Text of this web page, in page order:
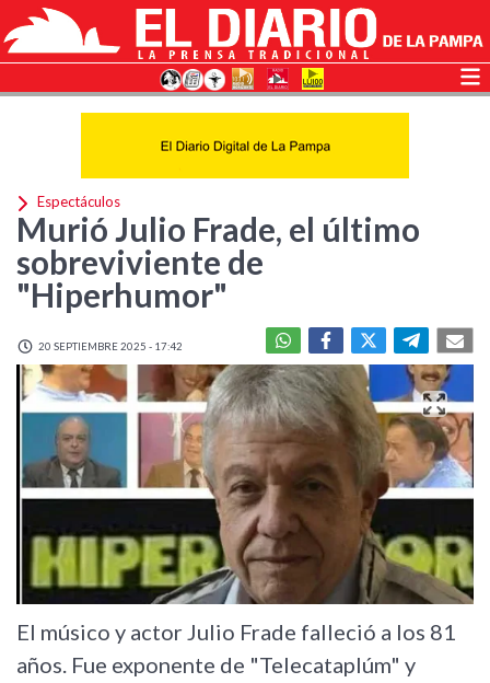
Espectáculos
Murió Julio Frade, el último
sobreviviente de
"Hiperhumor"
20 SEPTIEMBRE 2025 - 17:42
El músico y actor Julio Frade falleció a los 81
años. Fue exponente de "Telecataplúm" y